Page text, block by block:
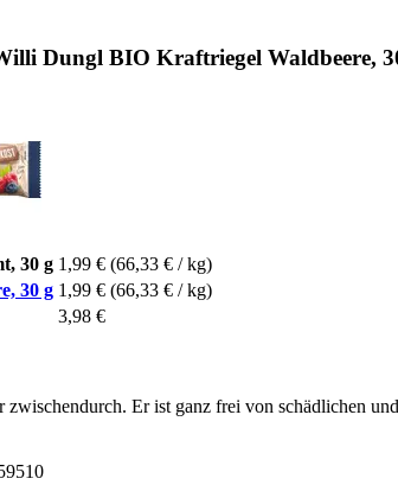
Dungl BIO Kraftriegel Waldbeere,
30 g 1,99 € (66,33 € / kg)
30 g 1,99 € (66,33 € / kg)
3,98 €
Er ist ganz frei von schädlichen